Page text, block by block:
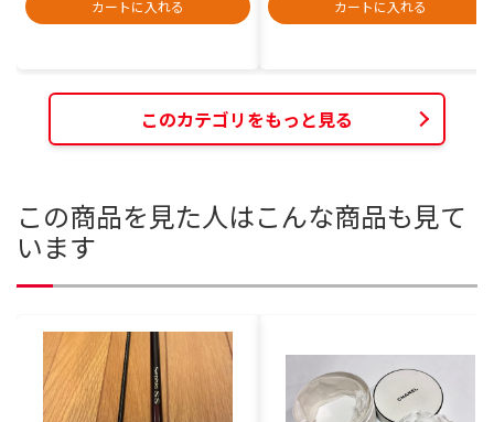
カートに入れる
カートに入れる
このカテゴリをもっと見る
この商品を見た人はこんな商品も見て
います